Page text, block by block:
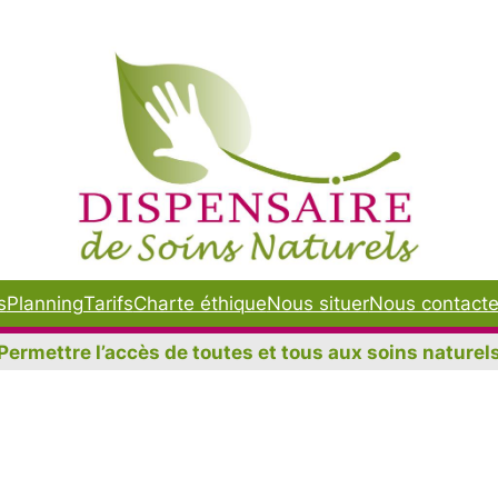
PlanningTarifsCharte éthiqueNous situerNous
l’accès de toutes et tous aux soins